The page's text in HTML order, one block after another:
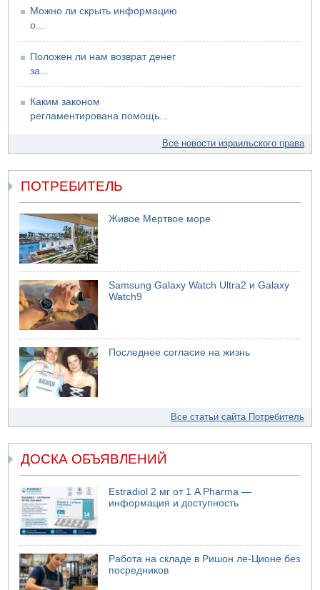
Можно ли скрыть информацию
о...
Положен ли нам возврат денег
за...
Каким законом
регламентирована помощь...
Все новости израильского права
ПОТРЕБИТЕЛЬ
Живое Мертвое море
Samsung Galaxy Watch Ultra2 и Galaxy
Watch9
Последнее согласие на жизнь
Все статьи сайта Потребитель
ДОСКА ОБЪЯВЛЕНИЙ
Estradiol 2 мг от 1 A Pharma —
информация и доступность
Работа на складе в Ришон ле-Ционе без
посредников